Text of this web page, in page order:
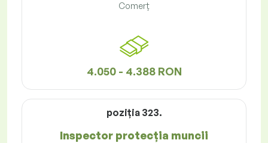
Comerț
4.050 - 4.388 RON
poziţia 323.
Inspector protecția muncii